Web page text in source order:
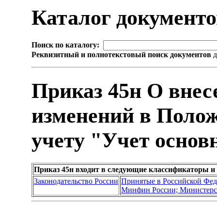
Каталог
Поиск по каталогу:
Реквизитный и полнотекстовый поиск документов
Приказ 45н О
изменений в
учету "Учет
Приказ 45н входит в следующие классификаторы и
Законодательство России Принятые в Российской
Минфин России;